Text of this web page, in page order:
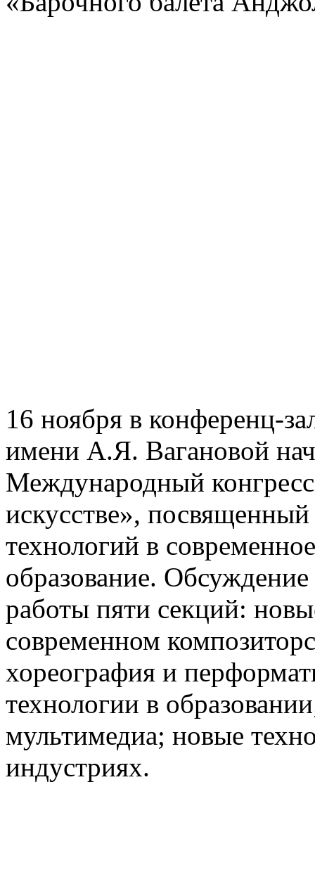
16 ноября в конференц-
имени А.Я. Вагановой
Международный
искусстве»,
технологий в
образование.
работы пяти секций:
современном
хореография и
технологии в
мультимедиа; новые
индустриях.